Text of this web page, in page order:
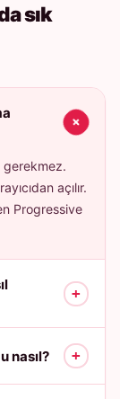
sık
+
gerekmez.
açılır.
Progressive
+
nasıl? +